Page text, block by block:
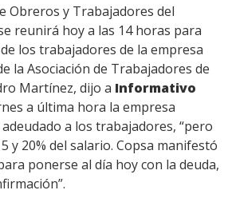
Link
Obreros y Trabajadores del
reunirá hoy a las 14 horas para
los trabajadores de la empresa
la Asociación de Trabajadores de
Martínez, dijo a Informativo
a última hora la empresa
a los trabajadores, “pero
y 20% del salario. Copsa manifestó
ponerse al día hoy con la deuda,